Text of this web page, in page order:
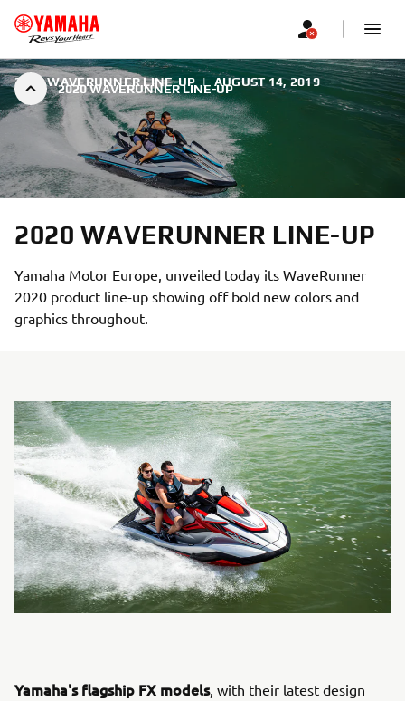
2020 WAVERUNNER LINE-UP
2020 WAVERUNNER LINE-UP | AUGUST 14, 2019
2020 WAVERUNNER LINE-UP
Yamaha Motor Europe, unveiled today its WaveRunner
2020 product line-up showing off bold new colors and
graphics throughout.
Yamaha's flagship FX models, with their latest design